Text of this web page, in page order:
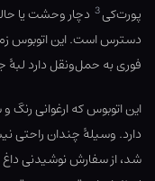
پورت‌کی3 دچار وحشت یا
دسترس است. این اتوبوس
فوری به حمل‌ونقل دارد
این اتوبوس که ارغوانی
دارد. وسیلهٔ چندان راحتی
شد، از سفارش نوشیدنی داغ